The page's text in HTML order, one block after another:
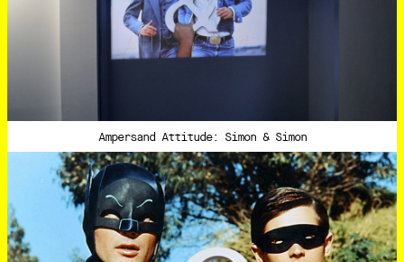
Ampersand Attitude: Simon & Simon